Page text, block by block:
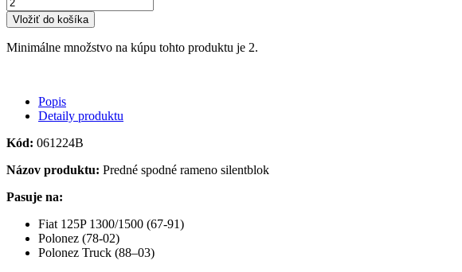
Vložiť do košíka
Minimálne množstvo na kúpu tohto produktu je 2.
Popis
Detaily produktu
Kód: 061224B
Názov produktu: Predné spodné rameno silentblok
Pasuje na:
Fiat 125P 1300/1500 (67-91)
Polonez (78-02)
Polonez Truck (88–03)